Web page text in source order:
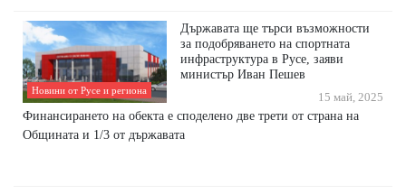
Новини от Русе и региона
Държавата ще търси възможности
за подобряването на спортната
инфраструктура в Русе, заяви
министър Иван Пешев
15 май, 2025
Финансирането на обекта е споделено две трети от страна на
Общината и 1/3 от държавата